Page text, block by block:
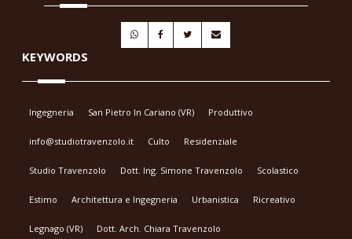
KEYWORDS
Ingegneria San Pietro In Cariano (VR) Produttivo
info@studiotravenzolo.it Culto Residenziale
Studio Travenzolo Dott. Ing. Simone Travenzolo Scolastico
Estimo Architettura e Ingegneria Urbanistica Ricreativo
Legnago (VR) Dott. Arch. Chiara Travenzolo